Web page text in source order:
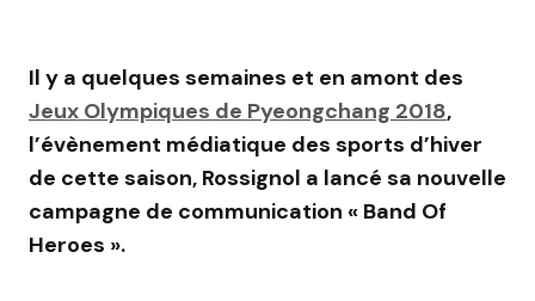
Il y a quelques semaines et en amont des
Jeux Olympiques de Pyeongchang 2018,
l’évènement médiatique des sports d’hiver
de cette saison, Rossignol a lancé sa nouvelle
campagne de communication « Band Of
Heroes ».